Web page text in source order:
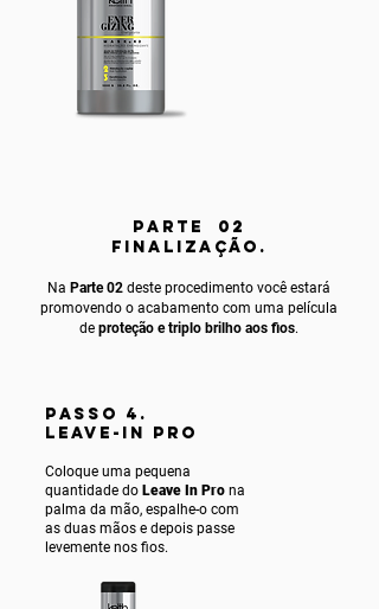
PARTE 02
FINALIZAÇÃO.
Na Parte 02 deste procedimento você estará
promovendo o acabamento com uma película
de proteção e triplo brilho aos fios.
PASSO 4.
LEAVE-IN PRO
Coloque uma pequena
quantidade do Leave In Pro na
palma da mão, espalhe-o com
as duas mãos e depois passe
levemente nos fios.